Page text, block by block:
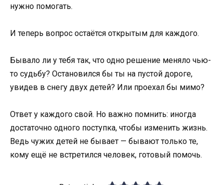
нужно помогать.
И теперь вопрос остаётся открытым для каждого.
Бывало ли у тебя так, что одно решение меняло чью-
то судьбу? Остановился бы ты на пустой дороге,
увидев в снегу двух детей? Или проехал бы мимо?
Ответ у каждого свой. Но важно помнить: иногда
достаточно одного поступка, чтобы изменить жизнь.
Ведь чужих детей не бывает — бывают только те,
кому ещё не встретился человек, готовый помочь.